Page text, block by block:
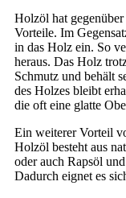
Holzöl hat
Vorteile. Im
in das Holz ein. So
heraus. Das Holz
Schmutz und behält
des Holzes bleibt
die oft eine glatte
Ein weiterer Vorteil
Holzöl besteht aus
oder auch Rapsöl
Dadurch eignet es